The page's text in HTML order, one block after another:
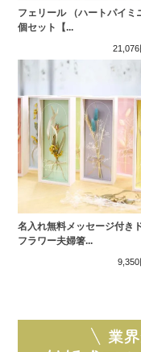
フェリール （ハートパイミ
個セット【...
21,076
名入れ無料メッセージ付き
フラワー夫婦箸...
9,350